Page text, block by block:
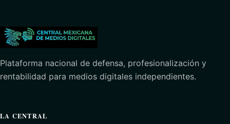
Plataforma nacional de defensa, profesionalización y
rentabilidad para medios digitales independientes.
LA CENTRAL